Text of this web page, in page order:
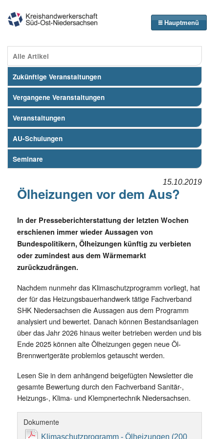
Hauptmenü
Alle Artikel
Zukünftige Veranstaltungen
Vergangene Veranstaltungen
Veranstaltungen
AU-Schulungen
Seminare
15.10.2019
Ölheizungen vor dem Aus?
In der Presseberichterstattung der letzten Wochen
erschienen immer wieder Aussagen von
Bundespolitikern, Ölheizungen künftig zu verbieten
oder zumindest aus dem Wärmemarkt
zurückzudrängen.
Nachdem nunmehr das Klimaschutzprogramm vorliegt, hat
der für das Heizungsbauerhandwerk tätige Fachverband
SHK Niedersachsen die Aussagen aus dem Programm
analysiert und bewertet. Danach können Bestandsanlagen
über das Jahr 2026 hinaus weiter betrieben werden und bis
Ende 2025 können alte Ölheizungen gegen neue Öl-
Brennwertgeräte problemlos getauscht werden.
Lesen Sie in dem anhängend beigefügten Newsletter die
gesamte Bewertung durch den Fachverband Sanitär-,
Heizungs-, Klima- und Klempnertechnik Niedersachsen.
Dokumente
Klimaschutzprogramm - Ölheizungen (200